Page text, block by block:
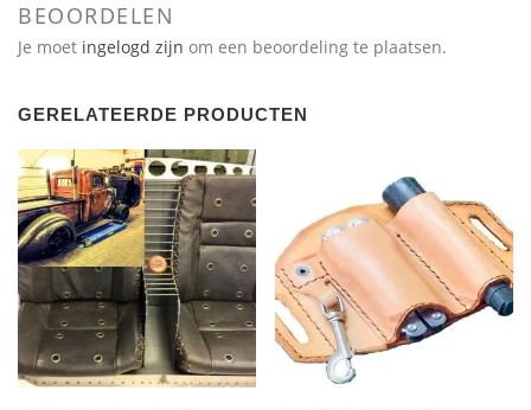
BEOORDELEN
Je moet ingelogd zijn om een beoordeling te plaatsen.
GERELATEERDE PRODUCTEN